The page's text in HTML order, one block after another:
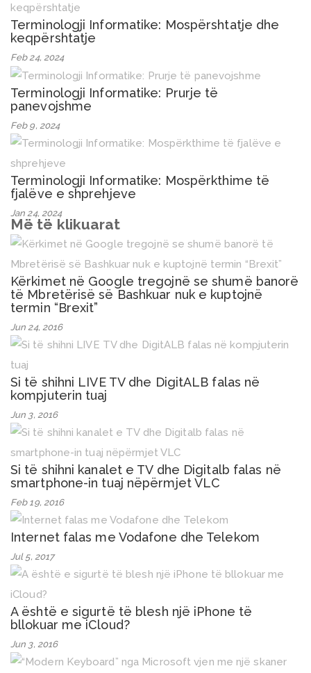
Terminologji Informatike: Mospërshtatje dhe
keqpërshtatje
Feb 24, 2024
Terminologji Informatike: Prurje të
panevojshme
Feb 9, 2024
Terminologji Informatike: Mospërkthime të
fjalëve e shprehjeve
Jan 24, 2024
Më të klikuarat
Kërkimet në Google tregojnë se shumë banorë
të Mbretërisë së Bashkuar nuk e kuptojnë
termin “Brexit”
Jun 24, 2016
Si të shihni LIVE TV dhe DigitALB falas në
kompjuterin tuaj
Jun 3, 2016
Si të shihni kanalet e TV dhe Digitalb falas në
smartphone-in tuaj nëpërmjet VLC
Feb 19, 2016
Internet falas me Vodafone dhe Telekom
Jul 5, 2017
A është e sigurtë të blesh një iPhone të
bllokuar me iCloud?
Jun 3, 2016